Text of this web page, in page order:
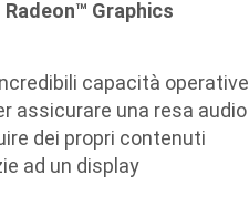
Graphics
capacità operative
assicurare una resa audio
dei propri contenuti
ad un display